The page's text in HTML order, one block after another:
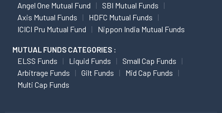
Angel One Mutual Fund
SBI Mutual Funds
Axis Mutual Funds
HDFC Mutual Funds
ICICI Pru Mutual Fund
Nippon India Mutual Funds
MUTUAL FUNDS CATEGORIES :
ELSS Funds Liquid Funds
Small Cap Funds
Arbitrage Funds
Gilt Funds
Mid Cap Funds
Multi Cap Funds